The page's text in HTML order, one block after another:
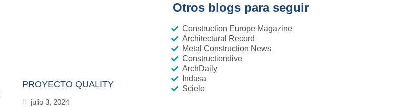
PROYECTO QUALITY
julio 3, 2024
Otros blogs para seguir
Construction Europe Magazine
Architectural Record
Metal Construction News
Constructiondive
ArchDaily
Indasa
Scielo